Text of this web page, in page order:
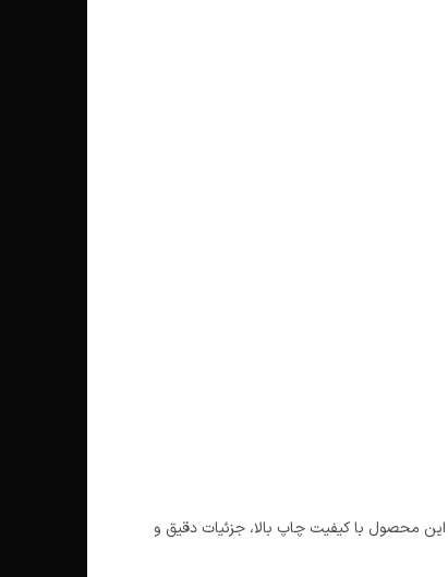
محصول با کیفیت چاپ بالا، جزئیات دقیق و